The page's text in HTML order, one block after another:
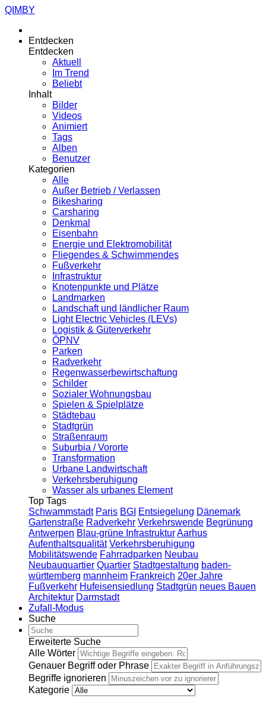
QIMBY
Entdecken
Entdecken
Aktuell
Im Trend
Beliebt
Inhalt
Bilder
Videos
Animiert
Tags
Alben
Benutzer
Kategorien
Alle
Außer Betrieb / Verlassen
Bikesharing
Carsharing
Denkmal
Eisenbahn
Energie und Elektromobilität
Fliegendes & Schwimmendes
Fußverkehr
Infrastruktur
Knotenpunkte und Plätze
Landmarken
Landschaft und ländlicher Raum
Light Electric Vehicles (LEVs)
Logistik & Güterverkehr
ÖPNV
Parken
Radverkehr
Regenwasserbewirtschaftung
Schilder
Sozialer Wohnungsbau
Spielen & Spielplätze
Städtebau
Stadtgrün
Straßenraum
Suburbia / Vororte
Transformation
Urbane Landwirtschaft
Verkehrsberuhigung
Wasser als urbanes Element
Top Tags
Schwammstadt Paris BGI Entsiegelung Dänemark
Gartenstraße Radverkehr Verkehrswende Begrünung
Antwerpen Blau-grüne InfrastrukturAarhus
Aufenthaltsqualität Verkehrsberuhigung
Mobilitätswende Fahrradparken Neubau
Neubauquartier Quartier Stadtgestaltung baden-
württemberg mannheim Frankreich 20er Jahre
Fußverkehr Hufeisensiedlung Stadtgrün neues Bauen
Architektur Darmstadt
Zufall-Modus
Suche
Erweiterte Suche
Alle Wörter
Genauer Begriff oder Phrase
Begriffe ignorieren
Kategorie